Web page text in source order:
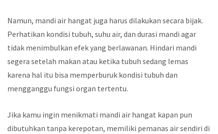
Namun, mandi air hangat juga harus dilakukan secara bijak.
Perhatikan kondisi tubuh, suhu air, dan durasi mandi agar
tidak menimbulkan efek yang berlawanan. Hindari mandi
segera setelah makan atau ketika tubuh sedang lemas
karena hal itu bisa memperburuk kondisi tubuh dan
mengganggu fungsi organ tertentu.
Jika kamu ingin menikmati mandi air hangat kapan pun
dibutuhkan tanpa kerepotan, memiliki pemanas air sendiri di